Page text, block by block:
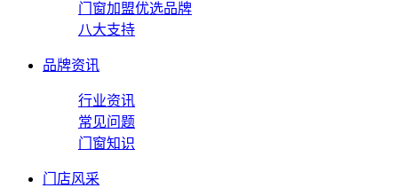
门窗加盟优选品牌
八大支持
品牌资讯
行业资讯
常见问题
门窗知识
门店风采